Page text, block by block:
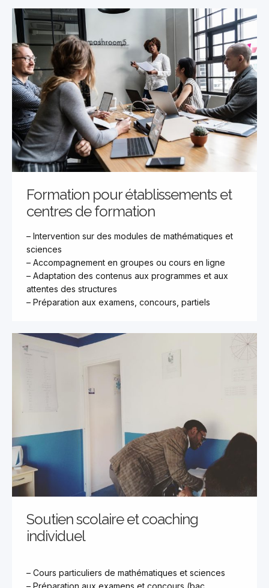
Formation pour établissements et
centres de formation
– Intervention sur des modules de mathématiques et
sciences
– Accompagnement en groupes ou cours en ligne
– Adaptation des contenus aux programmes et aux
attentes des structures
– Préparation aux examens, concours, partiels
Soutien scolaire et coaching
individuel
– Cours particuliers de mathématiques et sciences